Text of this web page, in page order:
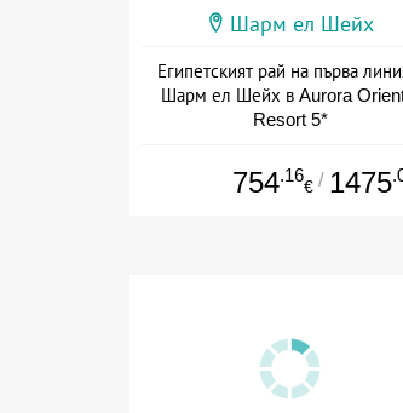
Шарм ел Шейх
Египетският рай на първа
Шарм ел Шейх в Aurora
Resort 5*
754.16
€ / 1475